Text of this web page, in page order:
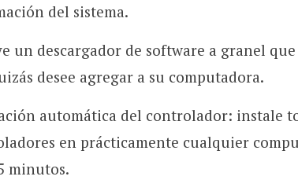
del sistema.
un descargador de software a granel
desee agregar a su computadora.
automática del controlador: instale
en prácticamente cualquier
minutos.